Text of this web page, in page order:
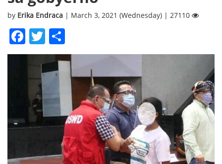
by Erika Endraca | March 3, 2021 (Wednesday) | 27110
Facebook
Twitter